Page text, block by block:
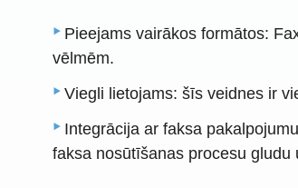
Pieejams vairākos formātos:
vēlmēm.
Viegli lietojams: šīs veidnes ir
Integrācija ar faksa
faksa nosūtīšanas procesu gludu